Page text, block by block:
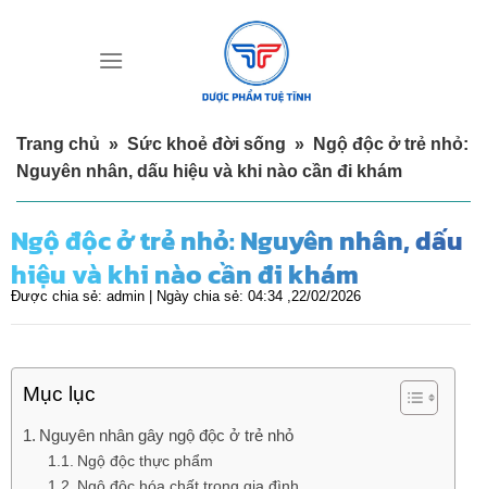
Trang chủ » Sức khoẻ đời sống »
Ngộ độc ở trẻ nhỏ:
Nguyên nhân, dấu hiệu và khi nào cần đi khám
Ngộ độc ở trẻ nhỏ: Nguyên nhân, dấu
hiệu và khi nào cần đi khám
Được chia sẻ: admin | Ngày chia sẻ: 04:34 ,22/02/2026
Mục lục
Nguyên nhân gây ngộ độc ở trẻ nhỏ
Ngộ độc thực phẩm